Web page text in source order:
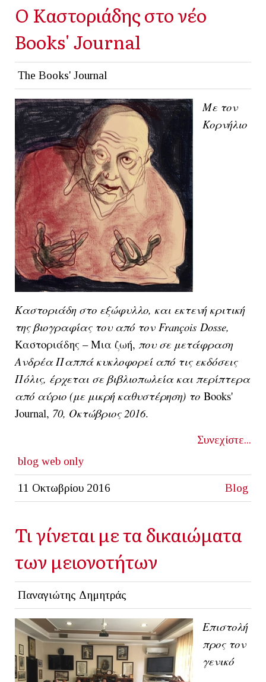
Ο Καστοριάδης στο νέο
Books' Journal
The Books' Journal
Με τον
Κορνήλιο
Καστοριάδη στο εξώφυλλο, και εκτενή κριτική
της βιογραφίας του από τον François Dosse,
Καστοριάδης – Μια ζωή, που σε μετάφραση
Ανδρέα Παππά κυκλοφορεί από τις εκδόσεις
Πόλις, έρχεται σε βιβλιοπωλεία και περίπτερα
από αύριο (με μικρή καθυστέρηση) το Books'
Journal, 70, Οκτώβριος 2016.
Συνεχίστε...
blog web only
11 Οκτωβρίου 2016 Blog
Τι γίνεται με τα δικαιώματα
των μειονοτήτων
Παναγιώτης Δημητράς
Επιστολή
προς τον
γενικό